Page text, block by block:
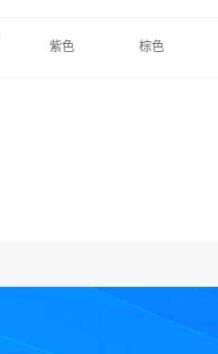
紫色 棕色